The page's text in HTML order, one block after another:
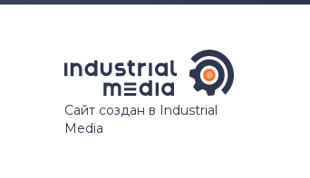
Сайт создан в Industrial
Media